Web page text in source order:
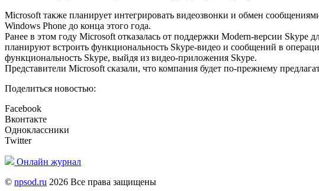
Microsoft также планирует интегрировать видеозвонки и обмен
Windows Phone до конца этого года.
Ранее в этом году Microsoft отказалась от поддержки Modern-версии Skype
планируют встроить функциональность Skype-видео и сообщений в
функциональность Skype, выйдя из видео-приложения Skype.
Представители Microsoft сказали, что компания будет по-прежнему
Поделиться новостью:
Facebook
Вконтакте
Одноклассники
Twitter
Онлайн журнал
© npsod.ru 2026 Все права защищены